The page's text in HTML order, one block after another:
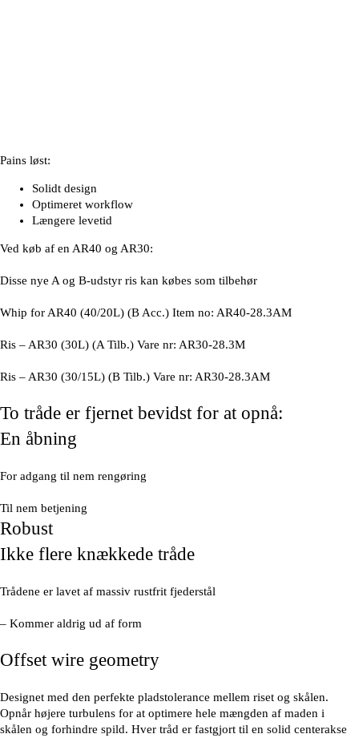
Pains løst:
Solidt design
Optimeret workflow
Længere levetid
Ved køb af en AR40 og AR30:
Disse nye A og B-udstyr ris kan købes som tilbehør
Whip for AR40 (40/20L) (B Acc.) Item no: AR40-28.3AM
Ris – AR30 (30L) (A Tilb.) Vare nr: AR30-28.3M
Ris – AR30 (30/15L) (B Tilb.) Vare nr: AR30-28.3AM
To tråde er fjernet bevidst for at opnå:
En åbning
For adgang til nem rengøring
Til nem betjening
Robust
Ikke flere knækkede tråde
Trådene er lavet af massiv rustfrit fjederstål
– Kommer aldrig ud af form
Offset wire geometry
Designet med den perfekte pladstolerance mellem riset og skålen.
Opnår højere turbulens for at optimere hele mængden af maden i
skålen og forhindre spild. Hver tråd er fastgjort til en solid centerakse